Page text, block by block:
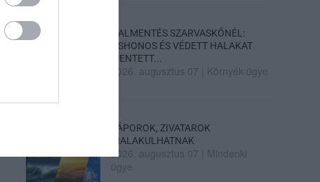
HALMENTÉS SZARVASKŐNÉL:
ŐSHONOS ÉS VÉDETT HALAKAT
MENTETT...
2026. augusztus 07 Környék ügye
ZÁPOROK, ZIVATAROK
KIALAKULHATNAK
2026. augusztus 07
Mindenki
ügye